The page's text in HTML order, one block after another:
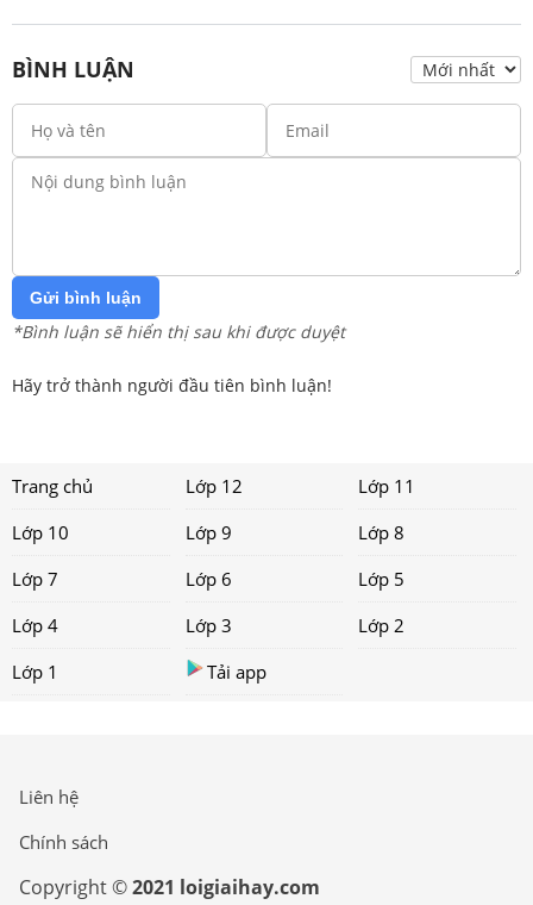
BÌNH LUẬN
Gửi bình luận
*Bình luận sẽ hiển thị sau khi được duyệt
Hãy trở thành người đầu tiên bình luận!
Trang chủ Lớp 12
Lớp 11
Lớp 10
Lớp 9
Lớp 8
Lớp 7
Lớp 6
Lớp 5
Lớp 4
Lớp 3
Lớp 2
Lớp 1
Tải app
Liên hệ
Chính sách
Copyright ©2021 loigiaihay.com